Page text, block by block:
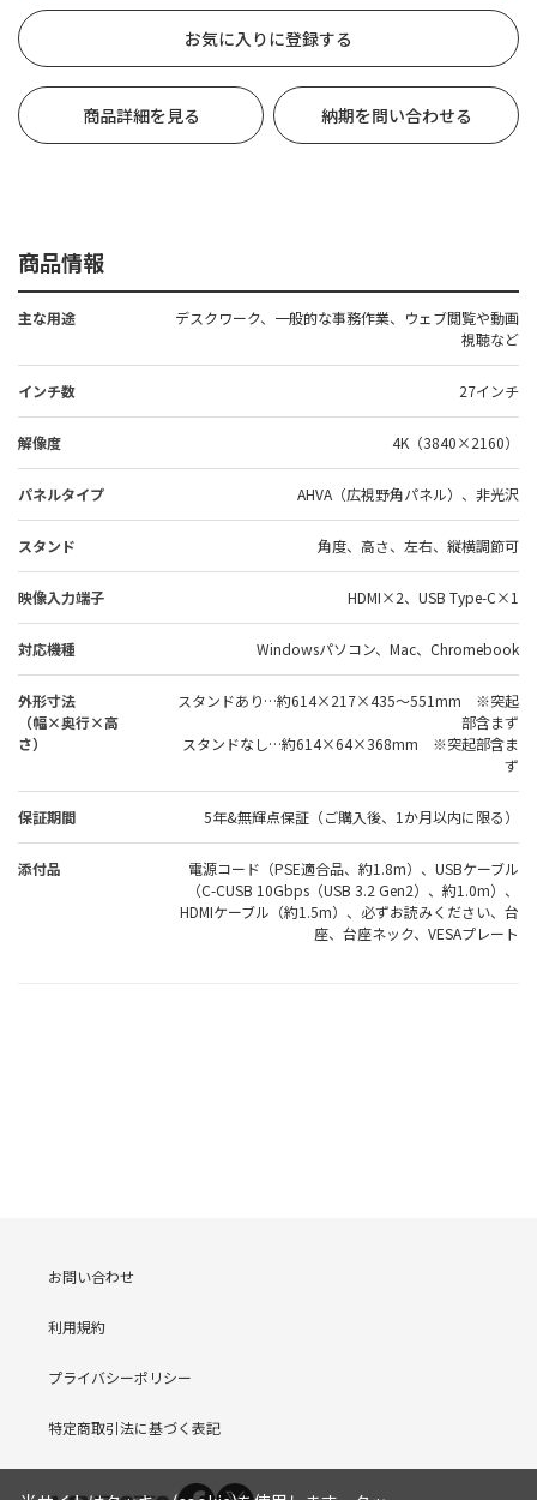
お気に入りに登録する
商品詳細を見る 納期を問い合わせる
商品情報
主な用途
デスクワーク、一般的な事務作業、ウェブ閲覧や動画
視聴など
インチ数 27インチ
解像度 4K（3840×2160）
パネルタイプ AHVA（広視野角パネル）、非光沢
スタンド 角度、高さ、左右、縦横調節可
映像入力端子 HDMI×2、USB Type-C×1
対応機種 Windowsパソコン、Mac、Chromebook
外形寸法
（幅×奥行×高
さ）
スタンドあり…約614×217×435～551mm ※突起
部含まず
スタンドなし…約614×64×368mm ※突起部含ま
ず
保証期間 5年&無輝点保証（ご購入後、1か月以内に限る）
添付品
電源コード（PSE適合品、約1.8m）、USBケーブル
（C-CUSB 10Gbps（USB 3.2 Gen2）、約1.0m）、
HDMIケーブル（約1.5m）、必ずお読みください、台
座、台座ネック、VESAプレート
お問い合わせ
利用規約
プライバシーポリシー
特定商取引法に基づく表記